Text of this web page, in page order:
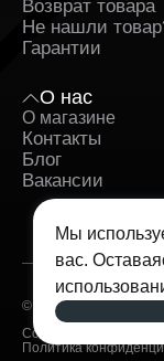
Мы
вас.
Возврат товара
Не нашли
Гарантии
О нас
О магазине
Контакты
Блог
Вакансии
© 2026 — iSpace.
Согласие на
Политика